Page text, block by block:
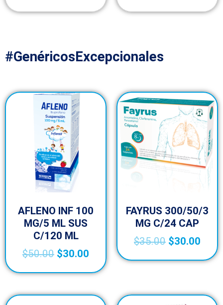
#GenéricosExcepcionales
AFLENO INF 100
MG/5 ML SUS
C/120 ML
$50.00 $30.00
FAYRUS 300/50/3
MG C/24 CAP
$35.00 $30.00